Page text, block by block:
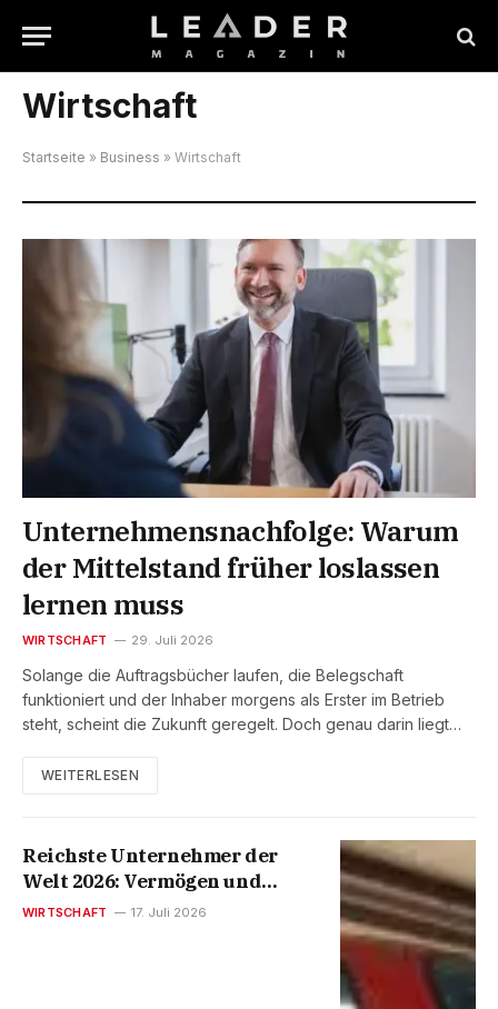
Wirtschaft
Startseite » Business » Wirtschaft
Unternehmensnachfolge: Warum
der Mittelstand früher loslassen
lernen muss
WIRTSCHAFT 29. Juli 2026
Solange die Auftragsbücher laufen, die Belegschaft
funktioniert und der Inhaber morgens als Erster im Betrieb
steht, scheint die Zukunft geregelt. Doch genau darin liegt…
WEITERLESEN
Reichste Unternehmer der
Welt 2026: Vermögen und
Firmen
WIRTSCHAFT 17. Juli 2026